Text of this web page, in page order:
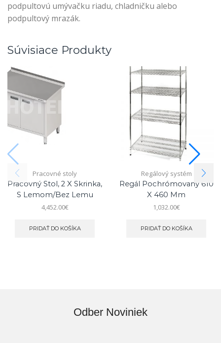
podpultovú umývačku riadu, chladničku alebo
podpultový mrazák.
Súvisiace Produkty
Pracovné stoly
Pracovný Stol, 2 X Skrinka,
S Lemom/bez Lemu
4,452.00€
PRIDAŤ DO KOŠÍKA
Regálový systém
Regál Pochrómovaný 610
X 460 Mm
1,032.00€
PRIDAŤ DO KOŠÍKA
Odber Noviniek